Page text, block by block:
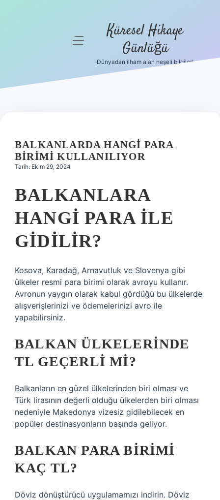
Hakkımızda
menüyü
Küresel Hikaye
Günlüğü
Dünyadan ilham alan neşeli bilgiler!
BALKANLARDA HANGI PARA
BIRIMI KULLANILIYOR
Tarih: Ekim 29, 2024
BALKANLARA
HANGI PARA ILE
GIDILIR?
Kosova, Karadağ, Arnavutluk ve Slovenya gibi
ülkeler resmi para birimi olarak avroyu kullanır.
Avronun yaygın olarak kabul gördüğü bu ülkelerde
alışverişlerinizi ve ödemelerinizi avro ile
yapabilirsiniz.
BALKAN ÜLKELERINDE
TL GEÇERLI MI?
Balkanların en güzel ülkelerinden biri olması ve
Türk lirasının değerli olduğu ülkelerden biri olması
nedeniyle Makedonya vizesiz gidilebilecek en
popüler destinasyonların başında geliyor.
BALKAN PARA BIRIMI
KAÇ TL?
Döviz dönüştürücü uygulamamızı indirin. Döviz